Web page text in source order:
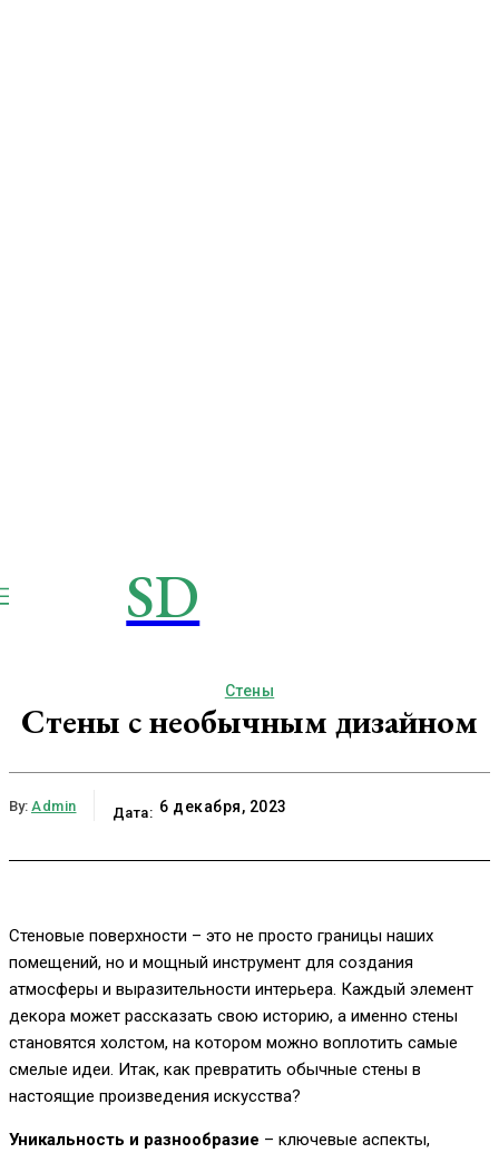
SD
Стены
Стены с необычным дизайном
By: Admin Дата: 6 декабря, 2023
Стеновые поверхности – это не просто границы наших
помещений, но и мощный инструмент для создания
атмосферы и выразительности интерьера. Каждый элемент
декора может рассказать свою историю, а именно стены
становятся холстом, на котором можно воплотить самые
смелые идеи. Итак, как превратить обычные стены в
настоящие произведения искусства?
Уникальность и разнообразие – ключевые аспекты,